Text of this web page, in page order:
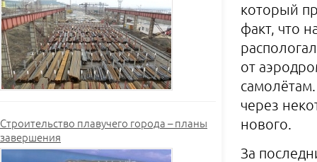
Строительство плавучего города – планы
завершения
который
факт, что
от
через
нового.
За